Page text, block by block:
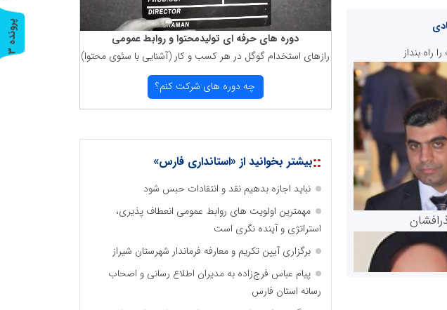
راه بنداز
دوره های حرفه ای تولیدمحتوا و روابط عمومی
رازهای استخدام گوگل در هر كسب و كار (آشنایی با سئوی محتوا)
چه دوره های شركت كنم؟
::بیشتر بخوانید از «استانداری فارس»
نباید اجازه بدهیم نقد و انتقادات حبس شود
مهمترین اولویت های روابط عمومی انعطاف پذیری،
استراتژی و آینده نگری است
برگزاری آیین تکریم و معارفه فرماندار شهرستان شیراز
پیام عباس فرج‌زاده به مدیران اطلاع رسانی و اصحاب
رسانه استان فارس
پ
ر
و
ن
د
ه
3